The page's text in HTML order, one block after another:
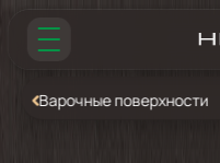
Варочные поверхности